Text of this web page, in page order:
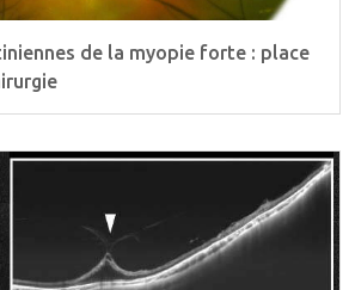
de la myopie forte : place